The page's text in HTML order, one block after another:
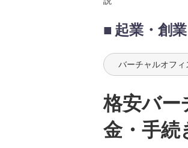
会社設立・法人化
起業・創業
バーチャルオフィ
格安バー
金・手続